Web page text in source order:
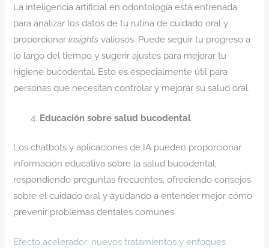
La inteligencia artificial en odontología está entrenada
para analizar los datos de tu rutina de cuidado oral y
proporcionarinsights valiosos. Puede seguir tu progreso a
lo largo del tiempo y sugerir ajustes para mejorar tu
higiene bucodental. Esto es especialmente útil para
personas que necesitan controlar y mejorar su salud oral.
Educación sobre salud bucodental
Los chatbots y aplicaciones de IA pueden proporcionar
información educativa sobre la salud bucodental,
respondiendo preguntas frecuentes, ofreciendo consejos
sobre el cuidado oral y ayudando a entender mejor cómo
prevenir problemas dentales comunes.
Efecto acelerador: nuevos tratamientos y enfoques